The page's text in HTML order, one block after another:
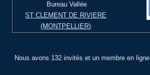
Bureau Vallée
ST CLEMENT DE RIVIERE
(MONTPELLIER)
Nous avons 132 invités et un membre en ligne